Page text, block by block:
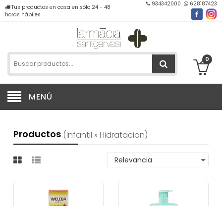
Tus productos en casa en sólo 24 - 48
horas hábiles
934342000 628187423
0
MENÚ
Productos (infantil » Hidratacion)